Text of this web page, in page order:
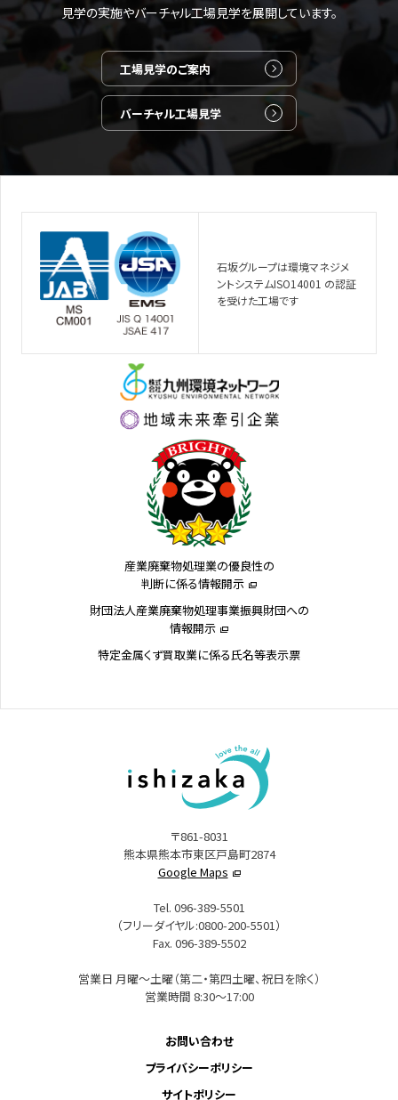
見学の実施やバーチャル工場見学を展開しています。
工場見学のご案内
バーチャル工場見学
石坂グループは環境マネジメ
ントシステムISO14001 の認証
を受けた工場です
産業廃棄物処理業の優良性の
判断に係る情報開示
財団法人産業廃棄物処理事業振興財団への
情報開示
特定金属くず買取業に係る氏名等表示票
〒861-8031
熊本県熊本市東区戸島町2874
Google Maps
Tel. 096-389-5501
（フリーダイヤル:0800-200-5501）
Fax. 096-389-5502
営業日 月曜～土曜（第二・第四土曜、祝日を除く）
営業時間 8:30～17:00
お問い合わせ
プライバシーポリシー
サイトポリシー